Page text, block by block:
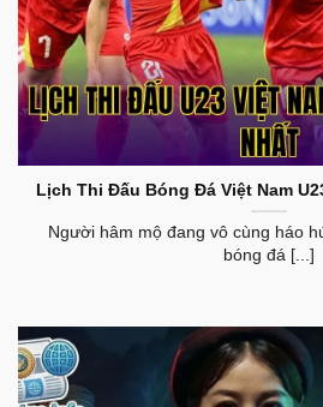
Lịch Thi Đấu U23 Việt Nam
Lịch Thi Đấu Bóng Đá Việt Nam
Người hâm mộ đang vô cùng háo
bóng đá [...]